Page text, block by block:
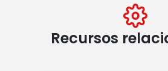
Recursos